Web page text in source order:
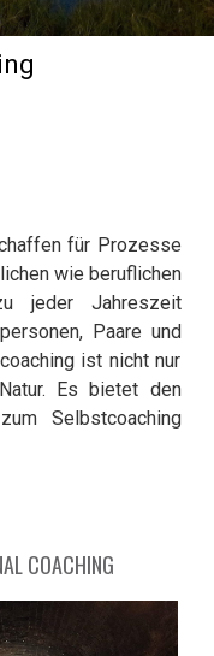
für Prozesse
wie beruflichen
jeder Jahreszeit
Paare und
ist nicht nur
Es bietet den
Selbstcoaching
COACHING